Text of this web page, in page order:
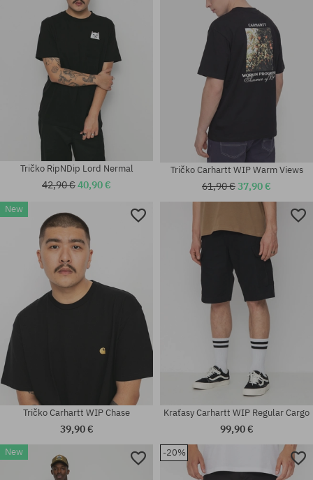
Dostupné veľkosti:
Tričko RipNDip Lord Nermal
42,90 €40,90 €
Dostupné veľkosti:
Tričko Carhartt WIP Warm Views
61,90 €37,90 €
New
Tričko Carhartt WIP Chase
39,90 €
Kraťasy Carhartt WIP Regular Cargo
99,90 €
New -20%